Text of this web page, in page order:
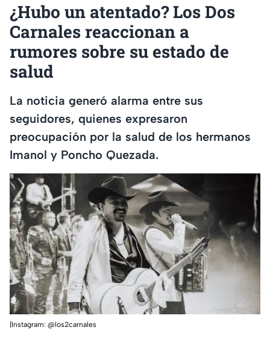
¿Hubo un atentado? Los Dos
Carnales reaccionan a
rumores sobre su estado de
salud
La noticia generó alarma entre sus
seguidores, quienes expresaron
preocupación por la salud de los hermanos
Imanol y Poncho Quezada.
|Instagram: @los2carnales